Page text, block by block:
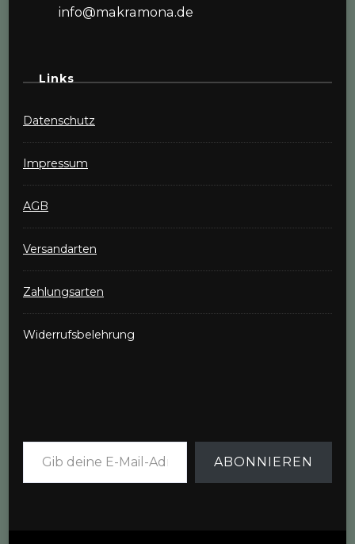
info@makramona.de
Links
Datenschutz
Impressum
AGB
Versandarten
Zahlungsarten
Widerrufsbelehrung
Gib deine E-Mail-Adresse ein ...
ABONNIEREN